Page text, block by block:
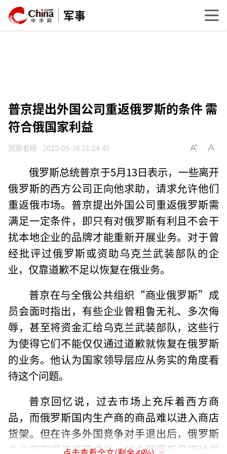
军事
普京提出外国公司重返俄罗斯的条件 需
符合俄国家利益
观察者网 2025-05-16 21:24:40
俄罗斯总统普京于5月13日表示，一些离开
俄罗斯的西方公司正向他求助，请求允许他们
重返俄市场。普京提出外国公司重返俄罗斯需
满足一定条件，即只有对俄罗斯有利且不会干
扰本地企业的品牌才能重新开展业务。对于曾
经批评过俄罗斯或资助乌克兰武装部队的企
业，仅靠道歉不足以恢复在俄业务。
普京在与全俄公共组织“商业俄罗斯”成
员会面时指出，有些企业曾粗鲁无礼、多次侮
辱，甚至将资金汇给乌克兰武装部队，这些行
为使得它们不能仅仅通过道歉就恢复在俄罗斯
的业务。他认为国家领导层应从务实的角度看
待这个问题。
普京回忆说，过去市场上充斥着西方商
品，而俄罗斯国内生产商的商品难以进入商店
货架。但在许多外国竞争对手退出后，俄罗斯
企业家取得了显著成功，如今俄罗斯品牌种类